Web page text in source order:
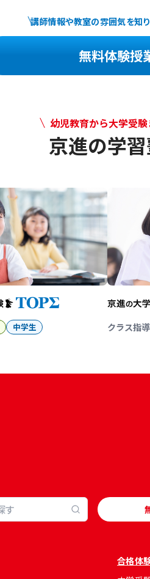
講師情報や教室の雰囲気を知
無料体験授
幼児教育から大学受験
京進の学
中学生 クラス指導
合格体